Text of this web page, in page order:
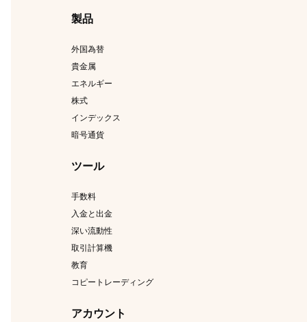
製品
外国為替
貴金属
エネルギー
株式
インデックス
暗号通貨
ツール
手数料
入金と出金
深い流動性
取引計算機
教育
コピートレーディング
アカウント